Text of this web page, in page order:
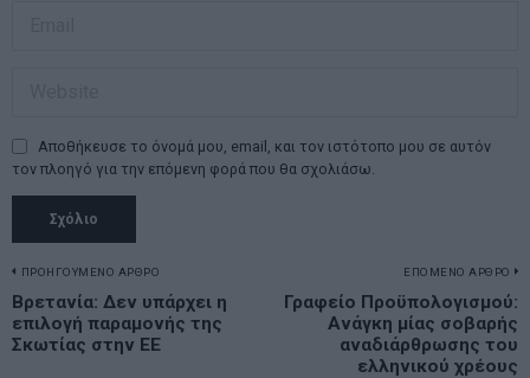
Αποθήκευσε το όνομά μου, email, και τον ιστότοπο μου σε αυτόν
τον πλοηγό για την επόμενη φορά που θα σχολιάσω.
Πλοήγηση
άρθρων
ΠΡΟΗΓΟΥΜΕΝΟ ΑΡΘΡΟ
Previous
post:
Βρετανία: Δεν υπάρχει η
επιλογή παραμονής της
Σκωτίας στην ΕΕ
ΕΠΟΜΕΝΟ ΑΡΘΡΟ
Γραφείο Προϋπολογισμού:
Ανάγκη μίας σοβαρής
αναδιάρθρωσης του
ελληνικού χρέους